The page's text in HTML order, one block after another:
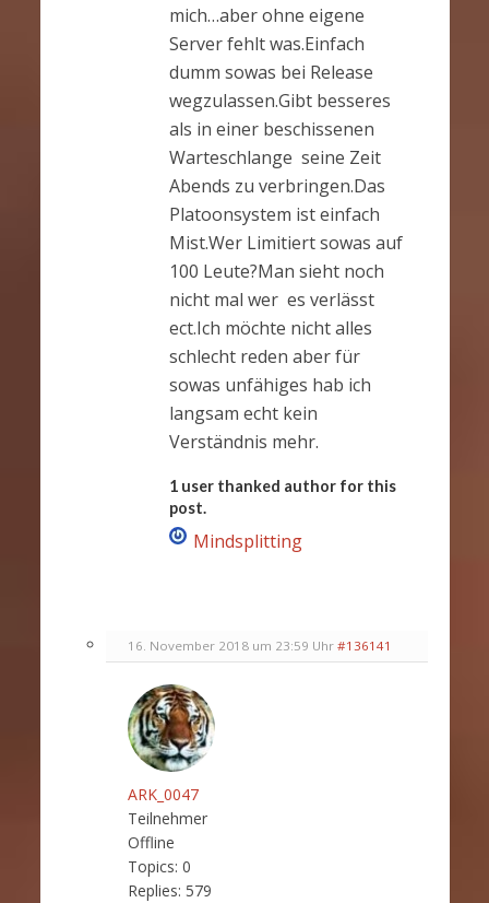
mich…aber ohne eigene
Server fehlt was.Einfach
dumm sowas bei Release
wegzulassen.Gibt besseres
als in einer beschissenen
Warteschlange seine Zeit
Abends zu verbringen.Das
Platoonsystem ist einfach
Mist.Wer Limitiert sowas auf
100 Leute?Man sieht noch
nicht mal wer es verlässt
ect.Ich möchte nicht alles
schlecht reden aber für
sowas unfähiges hab ich
langsam echt kein
Verständnis mehr.
1 user thanked author for this
post.
Mindsplitting
16. November 2018 um 23:59 Uhr #136141
ARK_0047
Teilnehmer
Offline
Topics: 0
Replies: 579